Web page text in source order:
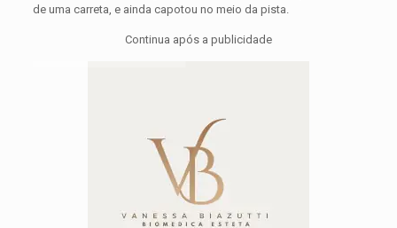
de uma carreta, e ainda capotou no meio da pista.
Continua após a publicidade